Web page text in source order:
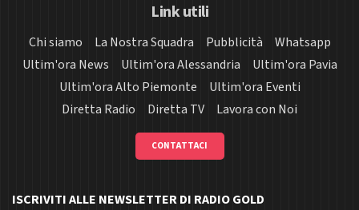
Link utili
Chi siamo La Nostra Squadra Pubblicità
Whatsapp
Ultim'ora News
Ultim'ora Alessandria
Ultim'ora Pavia
Ultim'ora Alto Piemonte
Ultim'ora Eventi
Diretta Radio
Diretta TV Lavora con Noi
CONTATTACI
ISCRIVITI ALLE NEWSLETTER DI RADIO GOLD